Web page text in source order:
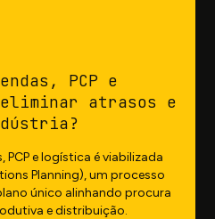
PCP e
atrasos e
e logística é viabilizada
Planning), um processo
único alinhando procura
e distribuição.